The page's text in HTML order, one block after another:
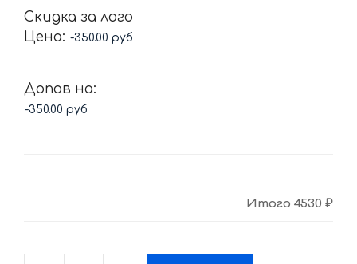
Скидка за лого
Цена:
Допов на:
Итого 4530 ₽